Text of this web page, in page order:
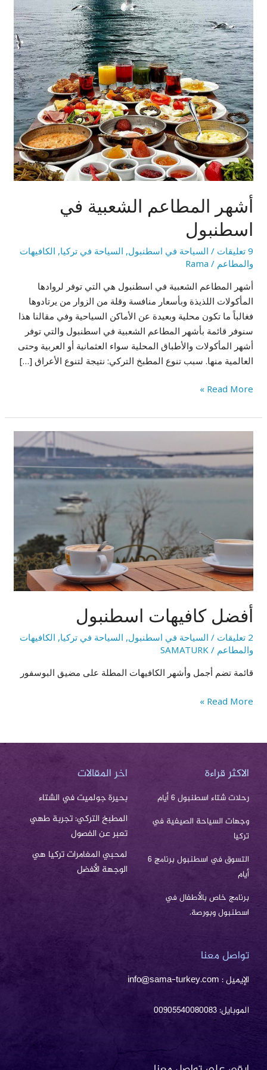
أشهر المطاعم الشعبية في
اسطنبول
9 تعليقات / السياحة في اسطنبول, السياحة في تركيا, الكافيهات
والمطاعم /
Rama
أشهر المطاعم الشعبية في اسطنبول هي التي توفر لروادها
المأكولات اللذيذة وبأسعار منافسة وقلة من الزوار من يرتادوها
فغالباً ما تكون محلية وبعيدة عن الأماكن السياحية وفي مقالنا هذا
سنوفر قائمة بأشهر المطاعم الشعبية في اسطنبول والتي توفر
أشهر المأكولات والأطباق المحلية سواء العثمانية أو العربية وحتى
العالمية منها. سبب تنوع المطبخ التركي: نتيجة لتنوع الأعراق […]
في
اسطنبول
Read More »
أفضل كافيهات اسطنبول
2 تعليقات / السياحة في اسطنبول, السياحة في تركيا, الكافيهات
والمطاعم /
SAMATURK
قائمة تضم أجمل وأشهر الكافيهات المطلة على مضيق البوسفور
كافيهات
اسطنبول
Read More »
الاكثر قراءة
رحلات شتاء اسطنبول 6 أيام
وجهات السياحة الصيفية في
تركيا
التسوق في اسطنبول برنامج 6
أيام
برنامج خاص بالأطفال في
اسطنبول وبورصة.
اخر المقالات
بحيرة جولميت في الشتاء
المطبخ التركي: تجربة طهي
تعبر عن الفصول
لمحبي المغامرات تركيا هي
الوجهة الأفضل
تواصل معنا
الإيميل : info@sama-turkey.com
الموبايل: 00905540080083